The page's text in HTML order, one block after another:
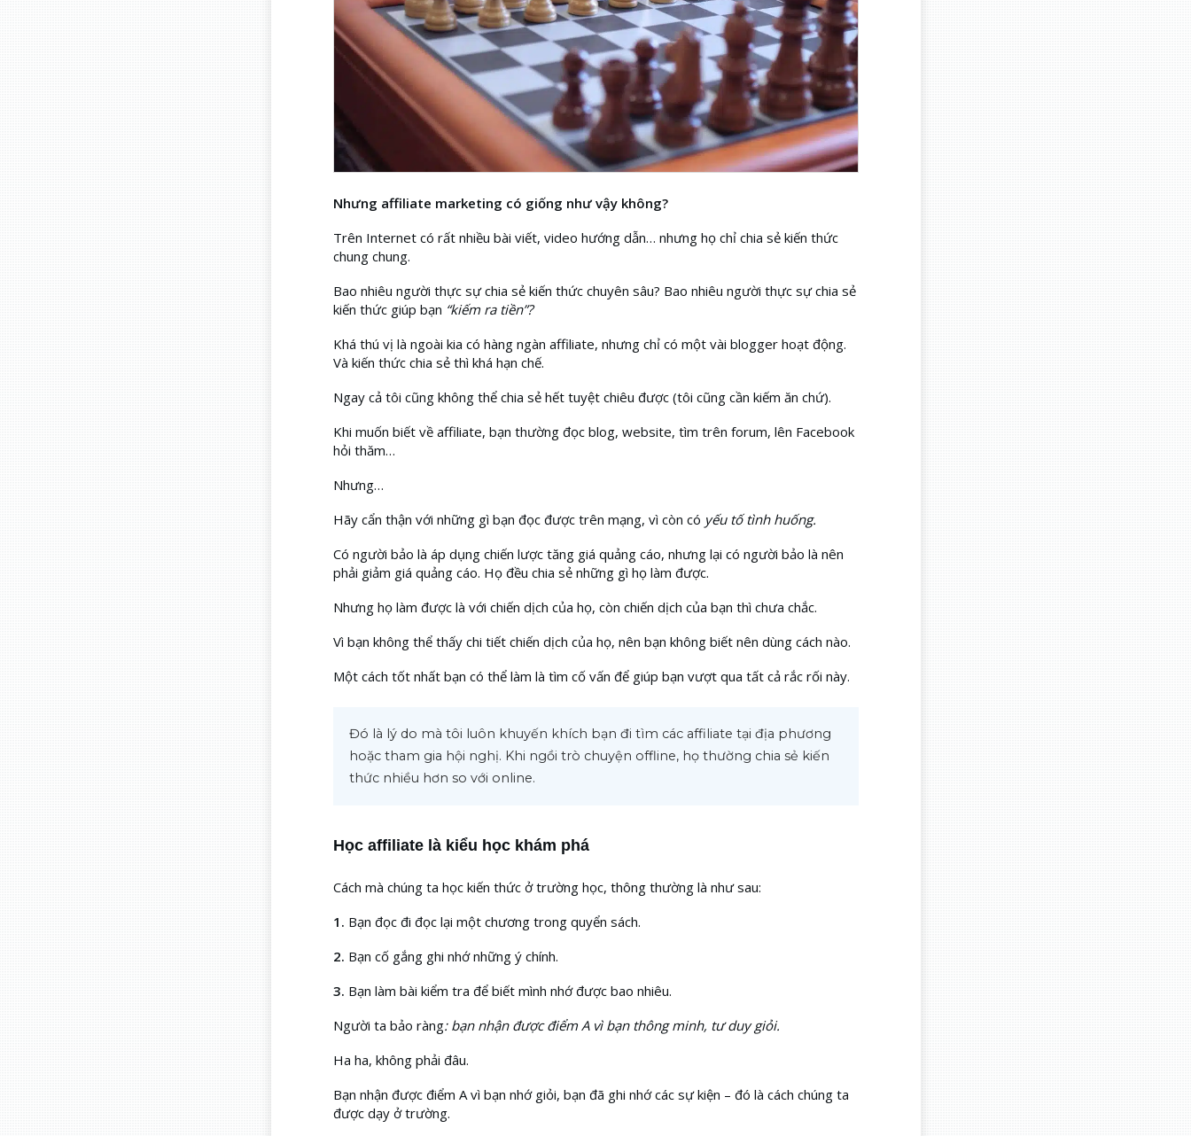
Nhưng affiliate marketing có giống như vậy không?
Trên Internet có rất nhiều bài viết, video hướng dẫn… nhưng họ chỉ chia sẻ kiến thức
chung chung.
Bao nhiêu người thực sự chia sẻ kiến thức chuyên sâu? Bao nhiêu người thực sự chia sẻ
kiến thức giúp bạn “kiếm ra tiền”?
Khá thú vị là ngoài kia có hàng ngàn affiliate, nhưng chỉ có một vài blogger hoạt động.
Và kiến thức chia sẻ thì khá hạn chế.
Ngay cả tôi cũng không thể chia sẻ hết tuyệt chiêu được (tôi cũng cần kiếm ăn chứ).
Khi muốn biết về affiliate, bạn thường đọc blog, website, tìm trên forum, lên Facebook
hỏi thăm…
Nhưng…
Hãy cẩn thận với những gì bạn đọc được trên mạng, vì còn có yếu tố tình huống.
Có người bảo là áp dụng chiến lược tăng giá quảng cáo, nhưng lại có người bảo là nên
phải giảm giá quảng cáo. Họ đều chia sẻ những gì họ làm được.
Nhưng họ làm được là với chiến dịch của họ, còn chiến dịch của bạn thì chưa chắc.
Vì bạn không thể thấy chi tiết chiến dịch của họ, nên bạn không biết nên dùng cách nào.
Một cách tốt nhất bạn có thể làm là tìm cố vấn để giúp bạn vượt qua tất cả rắc rối này.
Đó là lý do mà tôi luôn khuyến khích bạn đi tìm các affiliate tại địa phương
hoặc tham gia hội nghị. Khi ngồi trò chuyện offline, họ thường chia sẻ kiến
thức nhiều hơn so với online.
Học affiliate là kiểu học khám phá
Cách mà chúng ta học kiến thức ở trường học, thông thường là như sau:
1. Bạn đọc đi đọc lại một chương trong quyển sách.
2. Bạn cố gắng ghi nhớ những ý chính.
3. Bạn làm bài kiểm tra để biết mình nhớ được bao nhiêu.
Người ta bảo ràng: bạn nhận được điểm A vì bạn thông minh, tư duy giỏi.
Ha ha, không phải đâu.
Bạn nhận được điểm A vì bạn nhớ giỏi, bạn đã ghi nhớ các sự kiện – đó là cách chúng ta
được dạy ở trường.